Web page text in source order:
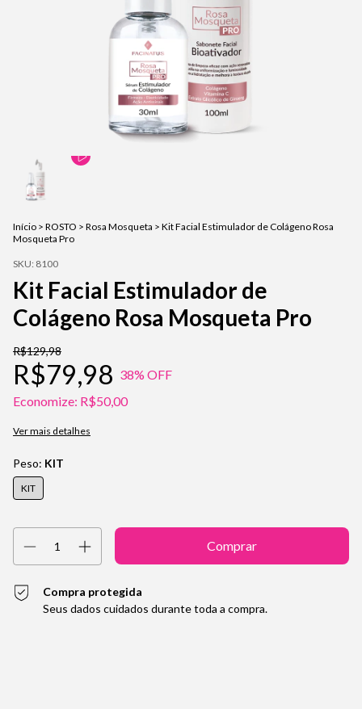
Início > ROSTO > Rosa Mosqueta > Kit Facial Estimulador de Colágeno Rosa
Mosqueta Pro
SKU: 8100
Kit Facial Estimulador de
Colágeno Rosa Mosqueta Pro
R$129,98
R$79,98 38% OFF
Economize: R$50,00
Ver mais detalhes
Peso: KIT
KIT
Compra protegida
Seus dados cuidados durante toda a compra.